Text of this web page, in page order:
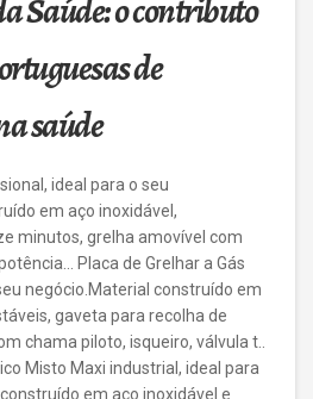
Saúde: o contributo
de
saúde
ideal para o seu
em aço inoxidável,
minutos, grelha amovível com
Placa de Grelhar a Gás
negócio.Material construído em
gaveta para recolha de
chama piloto, isqueiro, válvula t..
Misto Maxi industrial, ideal para
em aço inoxidável e